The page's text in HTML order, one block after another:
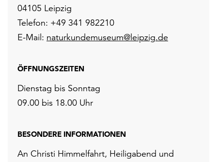
04105 Leipzig
Telefon: +49 341 982210
E-Mail: naturkundemuseum@leipzig.de
ÖFFNUNGSZEITEN
Dienstag bis Sonntag
09.00 bis 18.00 Uhr
BESONDERE INFORMATIONEN
An Christi Himmelfahrt, Heiligabend und